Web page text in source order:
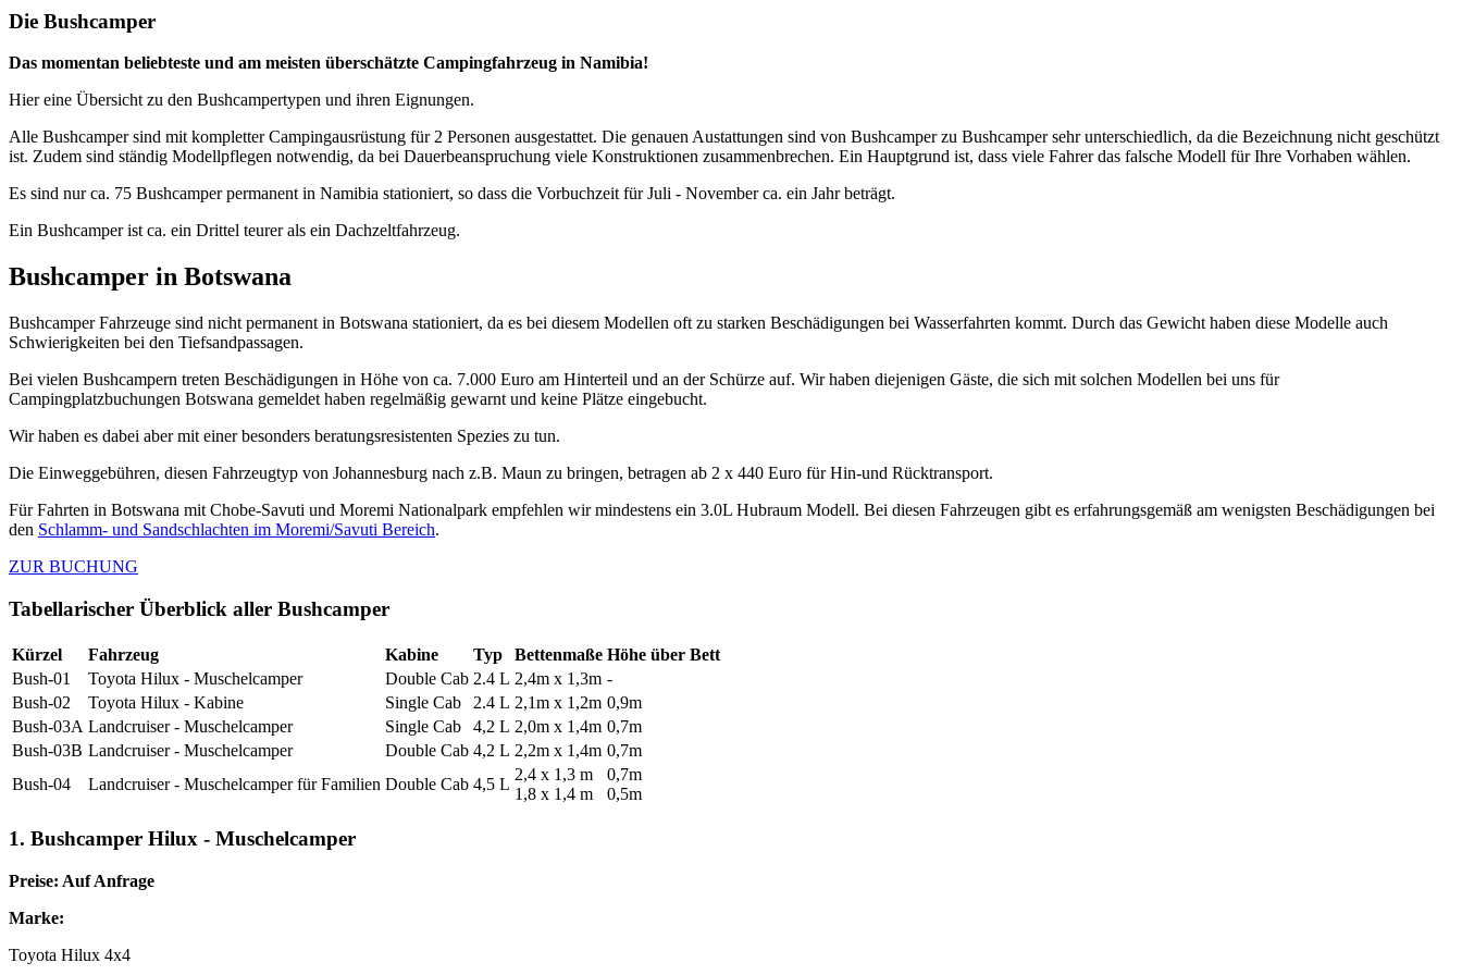
Die Bushcamper
Das momentan beliebteste und am meisten überschätzte Campingfahrzeug in Namibia!
Hier eine Übersicht zu den Bushcampertypen und ihren Eignungen.
Alle Bushcamper sind mit kompletter Campingausrüstung für 2 Personen ausgestattet. Die genauen Austattungen sind von Bushcamper zu Bushcamper sehr unterschiedlich, da die Bezeichnung nicht geschützt
ist. Zudem sind ständig Modellpflegen notwendig, da bei Dauerbeanspruchung viele Konstruktionen zusammenbrechen. Ein Hauptgrund ist, dass viele Fahrer das falsche Modell für Ihre Vorhaben wählen.
Es sind nur ca. 75 Bushcamper permanent in Namibia stationiert, so dass die Vorbuchzeit für Juli - November ca. ein Jahr beträgt.
Ein Bushcamper ist ca. ein Drittel teurer als ein Dachzeltfahrzeug.
Bushcamper in Botswana
Bushcamper Fahrzeuge sind nicht permanent in Botswana stationiert, da es bei diesem Modellen oft zu starken Beschädigungen bei Wasserfahrten kommt. Durch das Gewicht haben diese Modelle auch
Schwierigkeiten bei den Tiefsandpassagen.
Bei vielen Bushcampern treten Beschädigungen in Höhe von ca. 7.000 Euro am Hinterteil und an der Schürze auf. Wir haben diejenigen Gäste, die sich mit solchen Modellen bei uns für
Campingplatzbuchungen Botswana gemeldet haben regelmäßig gewarnt und keine Plätze eingebucht.
Wir haben es dabei aber mit einer besonders beratungsresistenten Spezies zu tun.
Die Einweggebühren, diesen Fahrzeugtyp von Johannesburg nach z.B. Maun zu bringen, betragen ab 2 x 440 Euro für Hin-und Rücktransport.
Für Fahrten in Botswana mit Chobe-Savuti und Moremi Nationalpark empfehlen wir mindestens ein 3.0L Hubraum Modell. Bei diesen Fahrzeugen gibt es erfahrungsgemäß am wenigsten Beschädigungen bei
den Schlamm- und Sandschlachten im Moremi/Savuti Bereich.
ZUR BUCHUNG
Tabellarischer Überblick aller Bushcamper
Kürzel Fahrzeug Kabine Typ Bettenmaße Höhe über Bett
Bush-01
Toyota Hilux - Muschelcamper Double Cab 2.4 L 2,4m x 1,3m -
Bush-02
Toyota Hilux - Kabine Single Cab 2.4 L 2,1m x 1,2m 0,9m
Bush-03A Landcruiser - Muschelcamper Single Cab 4,2 L 2,0m x 1,4m 0,7m
Bush-03B Landcruiser - Muschelcamper Double Cab 4,2 L 2,2m x 1,4m 0,7m
Bush-04
Landcruiser - Muschelcamper für Familien Double Cab 4,5 L
2,4 x 1,3 m
1,8 x 1,4 m
0,7m
0,5m
1. Bushcamper Hilux - Muschelcamper
Preise: Auf Anfrage
Marke:
Toyota Hilux 4x4